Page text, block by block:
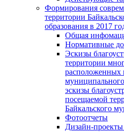
Формирования
территории
образования в 2017
Общая
Нормативные
Эскизы
территории
расположенных
эскизы
посещаемой
Байкальского
Фотоотчеты
Дизайн-проекты